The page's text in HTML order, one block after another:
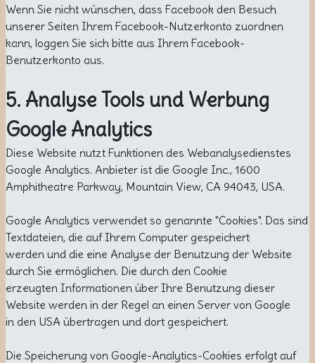
Wenn Sie nicht wünschen, dass Facebook den Besuch
unserer Seiten Ihrem Facebook-Nutzerkonto zuordnen
kann, loggen Sie sich bitte aus Ihrem Facebook-
Benutzerkonto aus.
5. Analyse Tools und Werbung
Google Analytics
Diese Website nutzt Funktionen des Webanalysedienstes
Google Analytics. Anbieter ist die Google Inc., 1600
Amphitheatre Parkway, Mountain View, CA 94043, USA.
Google Analytics verwendet so genannte "Cookies". Das sind
Textdateien, die auf Ihrem Computer gespeichert
werden und die eine Analyse der Benutzung der Website
durch Sie ermöglichen. Die durch den Cookie
erzeugten Informationen über Ihre Benutzung dieser
Website werden in der Regel an einen Server von Google
in den USA übertragen und dort gespeichert.
Die Speicherung von Google-Analytics-Cookies erfolgt auf